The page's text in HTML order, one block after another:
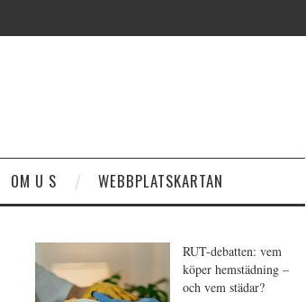
OM U S WEBBPLATSKARTAN
RUT-debatten: vem
köper hemstädning –
och vem städar?